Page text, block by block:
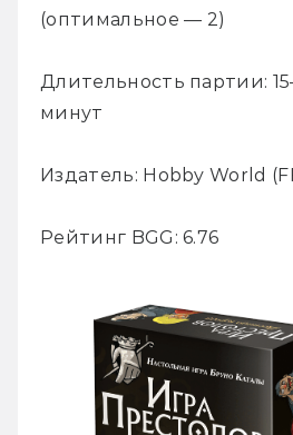
(оптимальное — 2)
Длительность партии:
минут
Издатель: Hobby World
Рейтинг BGG: 6.76